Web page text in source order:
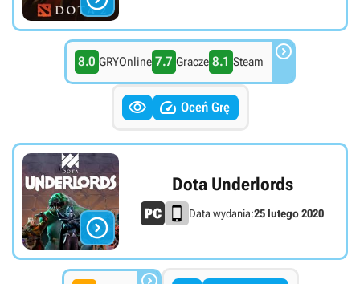
8.0 GRYOnline 7.7 Gracze 8.1 Steam 
  Oceń Grę

Dota Underlords
Data wydania:25 lutego 2020